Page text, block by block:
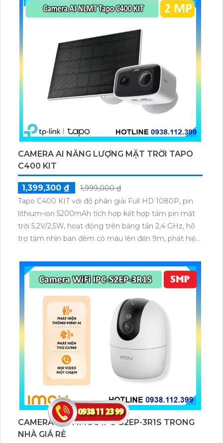
GB.
CAMERA AI NĂNG LƯỢNG MẶT TRỜI TAPO
C400 KIT
1,399,300 ₫
1,999,000 ₫
Tapo C400 KIT với độ phân giải Full HD 1080P, pin
lithium-ion 5200mAh tích hợp kết hợp tấm pin mặt
trời 5,2V/2,5W, hoạt động trên băng tần 2,4 GHz, hỗ
trợ tầm nhìn ban đêm có màu lên đến 9m, phát hiện
dữ liệu qua thẻ microSD lên đến 512GB.
CAMERA WIFI IMOU IPC-S2EP-3R1S TRONG
NHÀ GIÁ RẺ